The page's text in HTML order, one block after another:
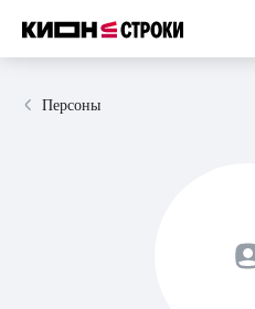
Персоны